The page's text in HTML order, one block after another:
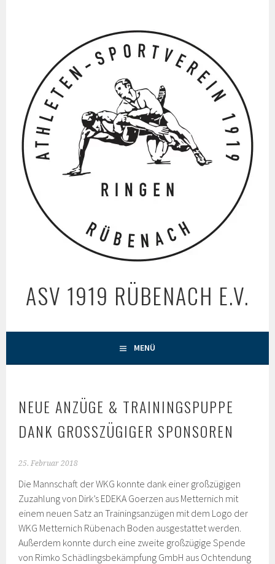
ASV 1919 RÜBENACH E.V.
MENÜ
NEUE ANZÜGE & TRAININGSPUPPE
DANK GROSSZÜGIGER SPONSOREN
25. Februar 2018
Die Mannschaft der WKG konnte dank einer großzügigen
Zuzahlung von Dirk’s EDEKA Goerzen aus Metternich mit
einem neuen Satz an Trainingsanzügen mit dem Logo der
WKG Metternich Rübenach Boden ausgestattet werden.
Außerdem konnte durch eine zweite großzügige Spende
von Rimko Schädlingsbekämpfung GmbH aus Ochtendung